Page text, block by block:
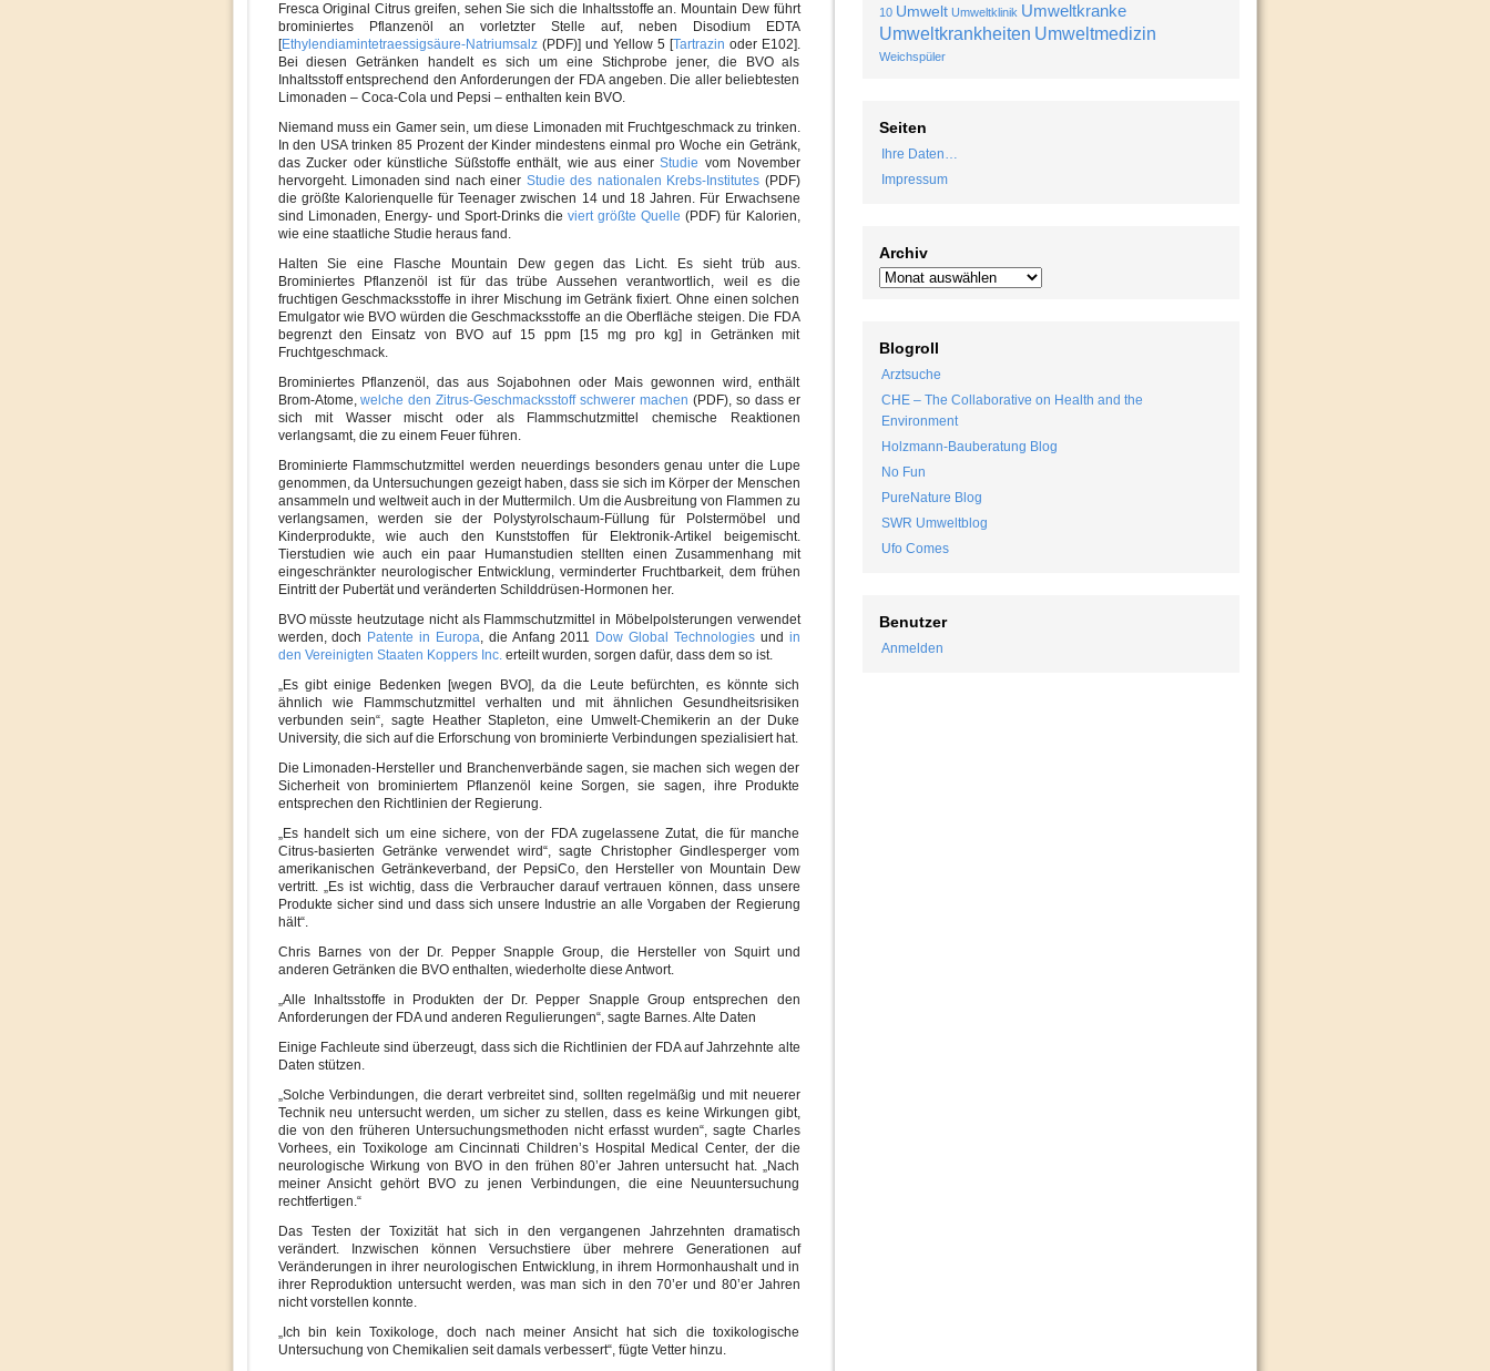
Fresca Original Citrus greifen, sehen Sie sich die Inhaltsstoffe an. Mountain Dew führt
brominiertes Pflanzenöl an vorletzter Stelle auf, neben Disodium EDTA
[Ethylendiamintetraessigsäure-Natriumsalz(PDF)] und Yellow 5 [Tartrazin oder E102].
Bei diesen Getränken handelt es sich um eine Stichprobe jener, die BVO als
Inhaltsstoff entsprechend den Anforderungen der FDA angeben. Die aller beliebtesten
Limonaden – Coca-Cola und Pepsi – enthalten kein BVO.
Niemand muss ein Gamer sein, um diese Limonaden mit Fruchtgeschmack zu trinken.
In den USA trinken 85 Prozent der Kinder mindestens einmal pro Woche ein Getränk,
das Zucker oder künstliche Süßstoffe enthält, wie aus einerStudie vom November
hervorgeht. Limonaden sind nach einer Studie des nationalen Krebs-Institutes (PDF)
die größte Kalorienquelle für Teenager zwischen 14 und 18 Jahren. Für Erwachsene
sind Limonaden, Energy- und Sport-Drinks dieviert größte Quelle (PDF) für Kalorien,
wie eine staatliche Studie heraus fand.
Halten Sie eine Flasche Mountain Dew gegen das Licht. Es sieht trüb aus.
Brominiertes Pflanzenöl ist für das trübe Aussehen verantwortlich, weil es die
fruchtigen Geschmacksstoffe in ihrer Mischung im Getränk fixiert. Ohne einen solchen
Emulgator wie BVO würden die Geschmacksstoffe an die Oberfläche steigen. Die FDA
begrenzt den Einsatz von BVO auf 15 ppm [15 mg pro kg] in Getränken mit
Fruchtgeschmack.
Brominiertes Pflanzenöl, das aus Sojabohnen oder Mais gewonnen wird, enthält
Brom-Atome,welche den Zitrus-Geschmacksstoff schwerer machen (PDF), so dass er
sich mit Wasser mischt oder als Flammschutzmittel chemische Reaktionen
verlangsamt, die zu einem Feuer führen.
Brominierte Flammschutzmittel werden neuerdings besonders genau unter die Lupe
genommen, da Untersuchungen gezeigt haben, dass sie sich im Körper der Menschen
ansammeln und weltweit auch in der Muttermilch. Um die Ausbreitung von Flammen zu
verlangsamen, werden sie der Polystyrolschaum-Füllung für Polstermöbel und
Kinderprodukte, wie auch den Kunststoffen für Elektronik-Artikel beigemischt.
Tierstudien wie auch ein paar Humanstudien stellten einen Zusammenhang mit
eingeschränkter neurologischer Entwicklung, verminderter Fruchtbarkeit, dem frühen
Eintritt der Pubertät und veränderten Schilddrüsen-Hormonen her.
BVO müsste heutzutage nicht als Flammschutzmittel in Möbelpolsterungen verwendet
werden, doch Patente in Europa, die Anfang 2011 Dow Global Technologiesund in
den Vereinigten Staaten Koppers Inc.erteilt wurden, sorgen dafür, dass dem so ist.
„Es gibt einige Bedenken [wegen BVO], da die Leute befürchten, es könnte sich
ähnlich wie Flammschutzmittel verhalten und mit ähnlichen Gesundheitsrisiken
verbunden sein“, sagte Heather Stapleton, eine Umwelt-Chemikerin an der Duke
University, die sich auf die Erforschung von brominierte Verbindungen spezialisiert hat.
Die Limonaden-Hersteller und Branchenverbände sagen, sie machen sich wegen der
Sicherheit von brominiertem Pflanzenöl keine Sorgen, sie sagen, ihre Produkte
entsprechen den Richtlinien der Regierung.
„Es handelt sich um eine sichere, von der FDA zugelassene Zutat, die für manche
Citrus-basierten Getränke verwendet wird“, sagte Christopher Gindlesperger vom
amerikanischen Getränkeverband, der PepsiCo, den Hersteller von Mountain Dew
vertritt. „Es ist wichtig, dass die Verbraucher darauf vertrauen können, dass unsere
Produkte sicher sind und dass sich unsere Industrie an alle Vorgaben der Regierung
hält“.
Chris Barnes von der Dr. Pepper Snapple Group, die Hersteller von Squirt und
anderen Getränken die BVO enthalten, wiederholte diese Antwort.
„Alle Inhaltsstoffe in Produkten der Dr. Pepper Snapple Group entsprechen den
Anforderungen der FDA und anderen Regulierungen“, sagte Barnes. Alte Daten
Einige Fachleute sind überzeugt, dass sich die Richtlinien der FDA auf Jahrzehnte alte
Daten stützen.
„Solche Verbindungen, die derart verbreitet sind, sollten regelmäßig und mit neuerer
Technik neu untersucht werden, um sicher zu stellen, dass es keine Wirkungen gibt,
die von den früheren Untersuchungsmethoden nicht erfasst wurden“, sagte Charles
Vorhees, ein Toxikologe am Cincinnati Children’s Hospital Medical Center, der die
neurologische Wirkung von BVO in den frühen 80’er Jahren untersucht hat. „Nach
meiner Ansicht gehört BVO zu jenen Verbindungen, die eine Neuuntersuchung
rechtfertigen.“
Das Testen der Toxizität hat sich in den vergangenen Jahrzehnten dramatisch
verändert. Inzwischen können Versuchstiere über mehrere Generationen auf
Veränderungen in ihrer neurologischen Entwicklung, in ihrem Hormonhaushalt und in
ihrer Reproduktion untersucht werden, was man sich in den 70’er und 80’er Jahren
nicht vorstellen konnte.
„Ich bin kein Toxikologe, doch nach meiner Ansicht hat sich die toxikologische
Untersuchung von Chemikalien seit damals verbessert“, fügte Vetter hinzu.
10 Umwelt Umweltklinik Umweltkranke
Umweltkrankheiten Umweltmedizin
Weichspüler
Seiten
Ihre Daten…
Impressum
Archiv
Blogroll
Arztsuche
CHE – The Collaborative on Health and the
Environment
Holzmann-Bauberatung Blog
No Fun
PureNature Blog
SWR Umweltblog
Ufo Comes
Benutzer
Anmelden